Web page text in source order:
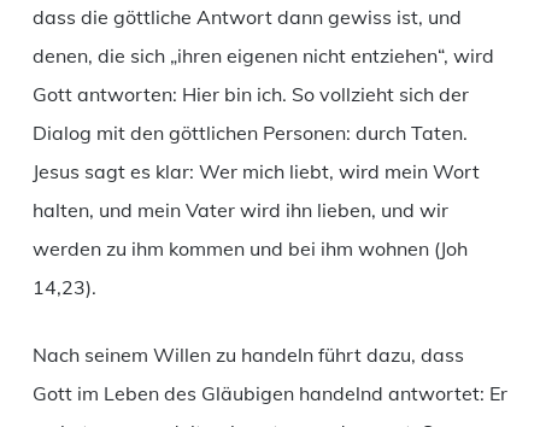
dass die göttliche Antwort dann gewiss ist, und
denen, die sich „ihren eigenen nicht entziehen“, wird
Gott antworten: Hier bin ich. So vollzieht sich der
Dialog mit den göttlichen Personen: durch Taten.
Jesus sagt es klar: Wer mich liebt, wird mein Wort
halten, und mein Vater wird ihn lieben, und wir
werden zu ihm kommen und bei ihm wohnen (Joh
14,23).
Nach seinem Willen zu handeln führt dazu, dass
Gott im Leben des Gläubigen handelnd antwortet: Er